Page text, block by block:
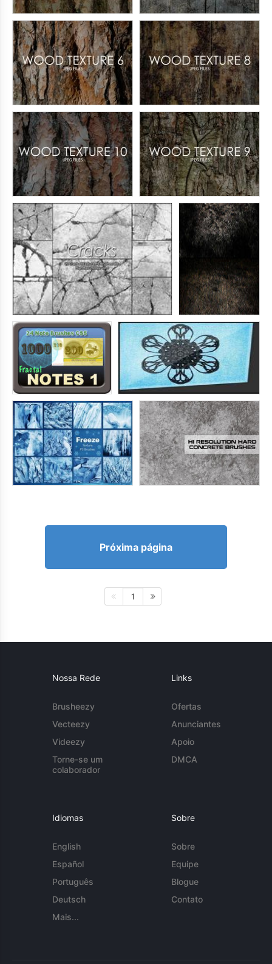
Próxima página
1
Nossa Rede
Brusheezy
Vecteezy
Videezy
Torne-se um
colaborador
Links
Ofertas
Anunciantes
Apoio
DMCA
Idiomas
English
Español
Português
Deutsch
Mais...
Sobre
Sobre
Equipe
Blogue
Contato